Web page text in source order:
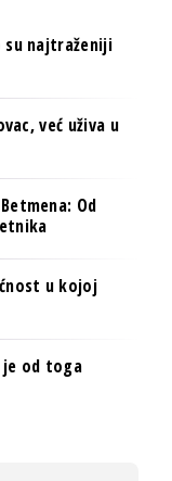
su najtraženiji
već uživa u
Od
u kojoj
je od toga